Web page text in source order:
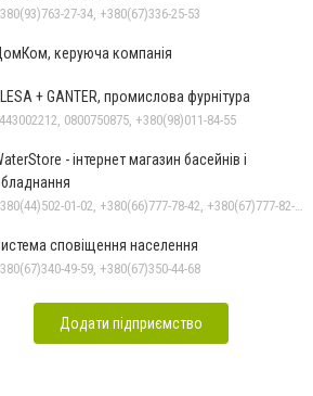
27-34, +380(67)336-25-53
керуюча компанія
ELESA + GANTER, промислова фурнітура
0800750875, +380(98)011-84-55
- інтернет магазин басейнів і
+380(44)502-01-02, +380(66)777-78-42, +380(67)777-82-19, +380(67)890-80-80, +380(73)890-80-80, +380(44)502-01-03
сповіщення населення
49-59, +380(67)350-44-68
Додати підприємство